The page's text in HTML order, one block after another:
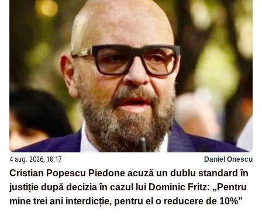
4 aug. 2026, 18:17 Daniel Onescu
Cristian Popescu Piedone acuză un dublu standard în
justiție după decizia în cazul lui Dominic Fritz: „Pentru
mine trei ani interdicție, pentru el o reducere de 10%”